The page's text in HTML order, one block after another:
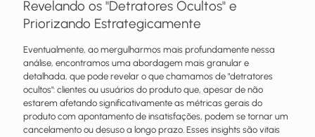
Revelando os "Detratores Ocultos" e
Priorizando Estrategicamente
Eventualmente, ao mergulharmos mais profundamente nessa
análise, encontramos uma abordagem mais granular e
detalhada, que pode revelar o que chamamos de "detratores
ocultos": clientes ou usuários do produto que, apesar de não
estarem afetando significativamente as métricas gerais do
produto com apontamento de insatisfações, podem se tornar um
cancelamento ou desuso a longo prazo. Esses insights são vitais